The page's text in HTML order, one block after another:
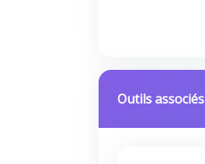
Outils associés